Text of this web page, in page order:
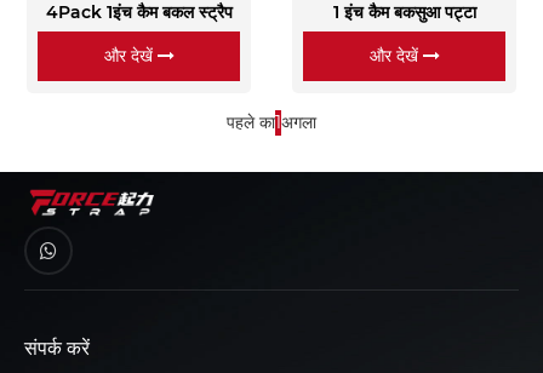
4Pack 1इंच कैम बकल स्ट्रैप
और देखें
1 इंच कैम बकसुआ पट्टा
और देखें
पहले का1अगला
संपर्क करें